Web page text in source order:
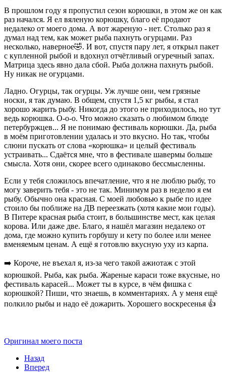
В прошлом году я пропустил сезон корюшки, в этом же он как
раз начался. Я ел вяленую корюшку, благо её продают
недалеко от моего дома. А вот жареную - нет. Столько раз я
думал над тем, как может рыба пахнуть огурцами. Раз
несколько, наверное🤣. И вот, спустя пару лет, я открыл пакет
с купленной рыбой и вдохнул отчётливый огуречный запах.
Матрица здесь явно дала сбой. Рыба должна пахнуть рыбой.
Ну никак не огурцами.
Ладно. Огурцы, так огурцы. Уж лучше они, чем грязные
носки, я так думаю. В общем, спустя 1,5 кг рыбы, я стал
хорошо жарить рыбу. Никогда до этого не приходилось, но тут
ведь корюшка. О-о-о. Что можно сказать о любимом блюде
петербуржцев... Я не понимаю фестиваль корюшки. Да, рыба
в моём приготовлении удалась и это вкусно. Но так, чтобы
слюни пускать от слова «корюшка» и целый фестиваль
устраивать... Сдаётся мне, что в фестивале шавермы больше
смысла. Хотя они, скорее всего одинаково бессмысленны.
Если у тебя сложилось впечатление, что я не люблю рыбу, то
могу заверить тебя - это не так. Минимум раз в неделю я ем
рыбу. Обычно она красная. С моей любовью к рыбе по идее
стоило бы поближе на ДВ переезжать (хотя какие мои годы).
В Питере красная рыба стоит, в большинстве мест, как целая
корова. Или даже две. Благо, я нашёл магазин недалеко от
дома, где можно купить горбушу и кету по более или менее
вменяемым ценам. А ещё я готовлю вкусную уху из карпа.
➡️ Короче, не въехал я, из-за чего такой ажиотаж с этой
корюшкой. Рыба, как рыба. Жареные караси тоже вкусные, но
фестиваль карасей... Может ты в курсе, в чём фишка с
корюшкой? Пиши, что знаешь, в комментариях. А у меня ещё
полкило рыбы и надо её дожарить. Хорошего воскресенья 👍
Оригинал моего поста
Назад
Вперед